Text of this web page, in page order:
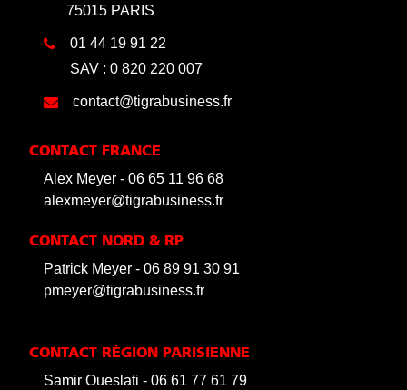
75015 PARIS
01 44 19 91 22
SAV : 0 820 220 007
contact@tigrabusiness.fr
CONTACT FRANCE
Alex Meyer - 06 65 11 96 68
alexmeyer@tigrabusiness.fr
CONTACT NORD & RP
Patrick Meyer - 06 89 91 30 91
pmeyer@tigrabusiness.fr
CONTACT RÉGION PARISIENNE
Samir Oueslati - 06 61 77 61 79